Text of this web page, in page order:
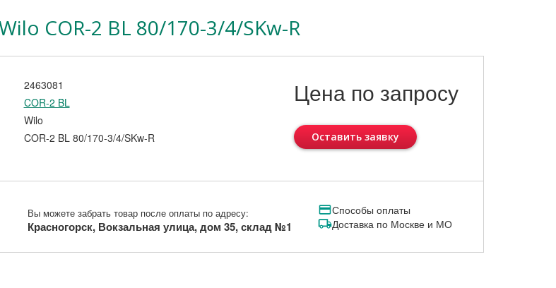
COR-2 BL 80/170-3/4/SKw-R
2463081
COR-2 BL
Wilo
COR-2 BL 80/170-3/4/SKw-R
Цена по запросу
Оставить заявку
Вы можете забрать товар после оплаты по адресу:
Красногорск, Вокзальная улица, дом 35, склад №1
Способы оплаты
Доставка по Москве и МО